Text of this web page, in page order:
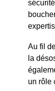
Au fil
la
un rôle